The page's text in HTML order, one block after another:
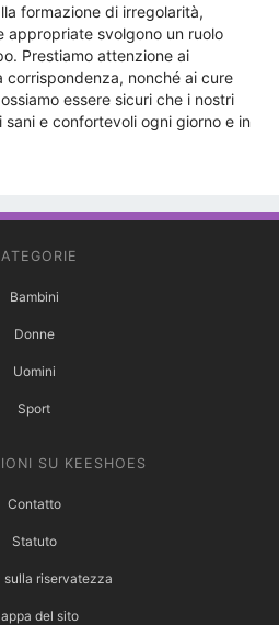
formazione di irregolarità,
appropriate svolgono un ruolo
Prestiamo attenzione ai
corrispondenza, nonché ai cure
essere sicuri che i nostri
e confortevoli ogni giorno e in
Bambini
Donne
Uomini
Sport
SU KEESHOES
Contatto
Statuto
sulla riservatezza
del sito